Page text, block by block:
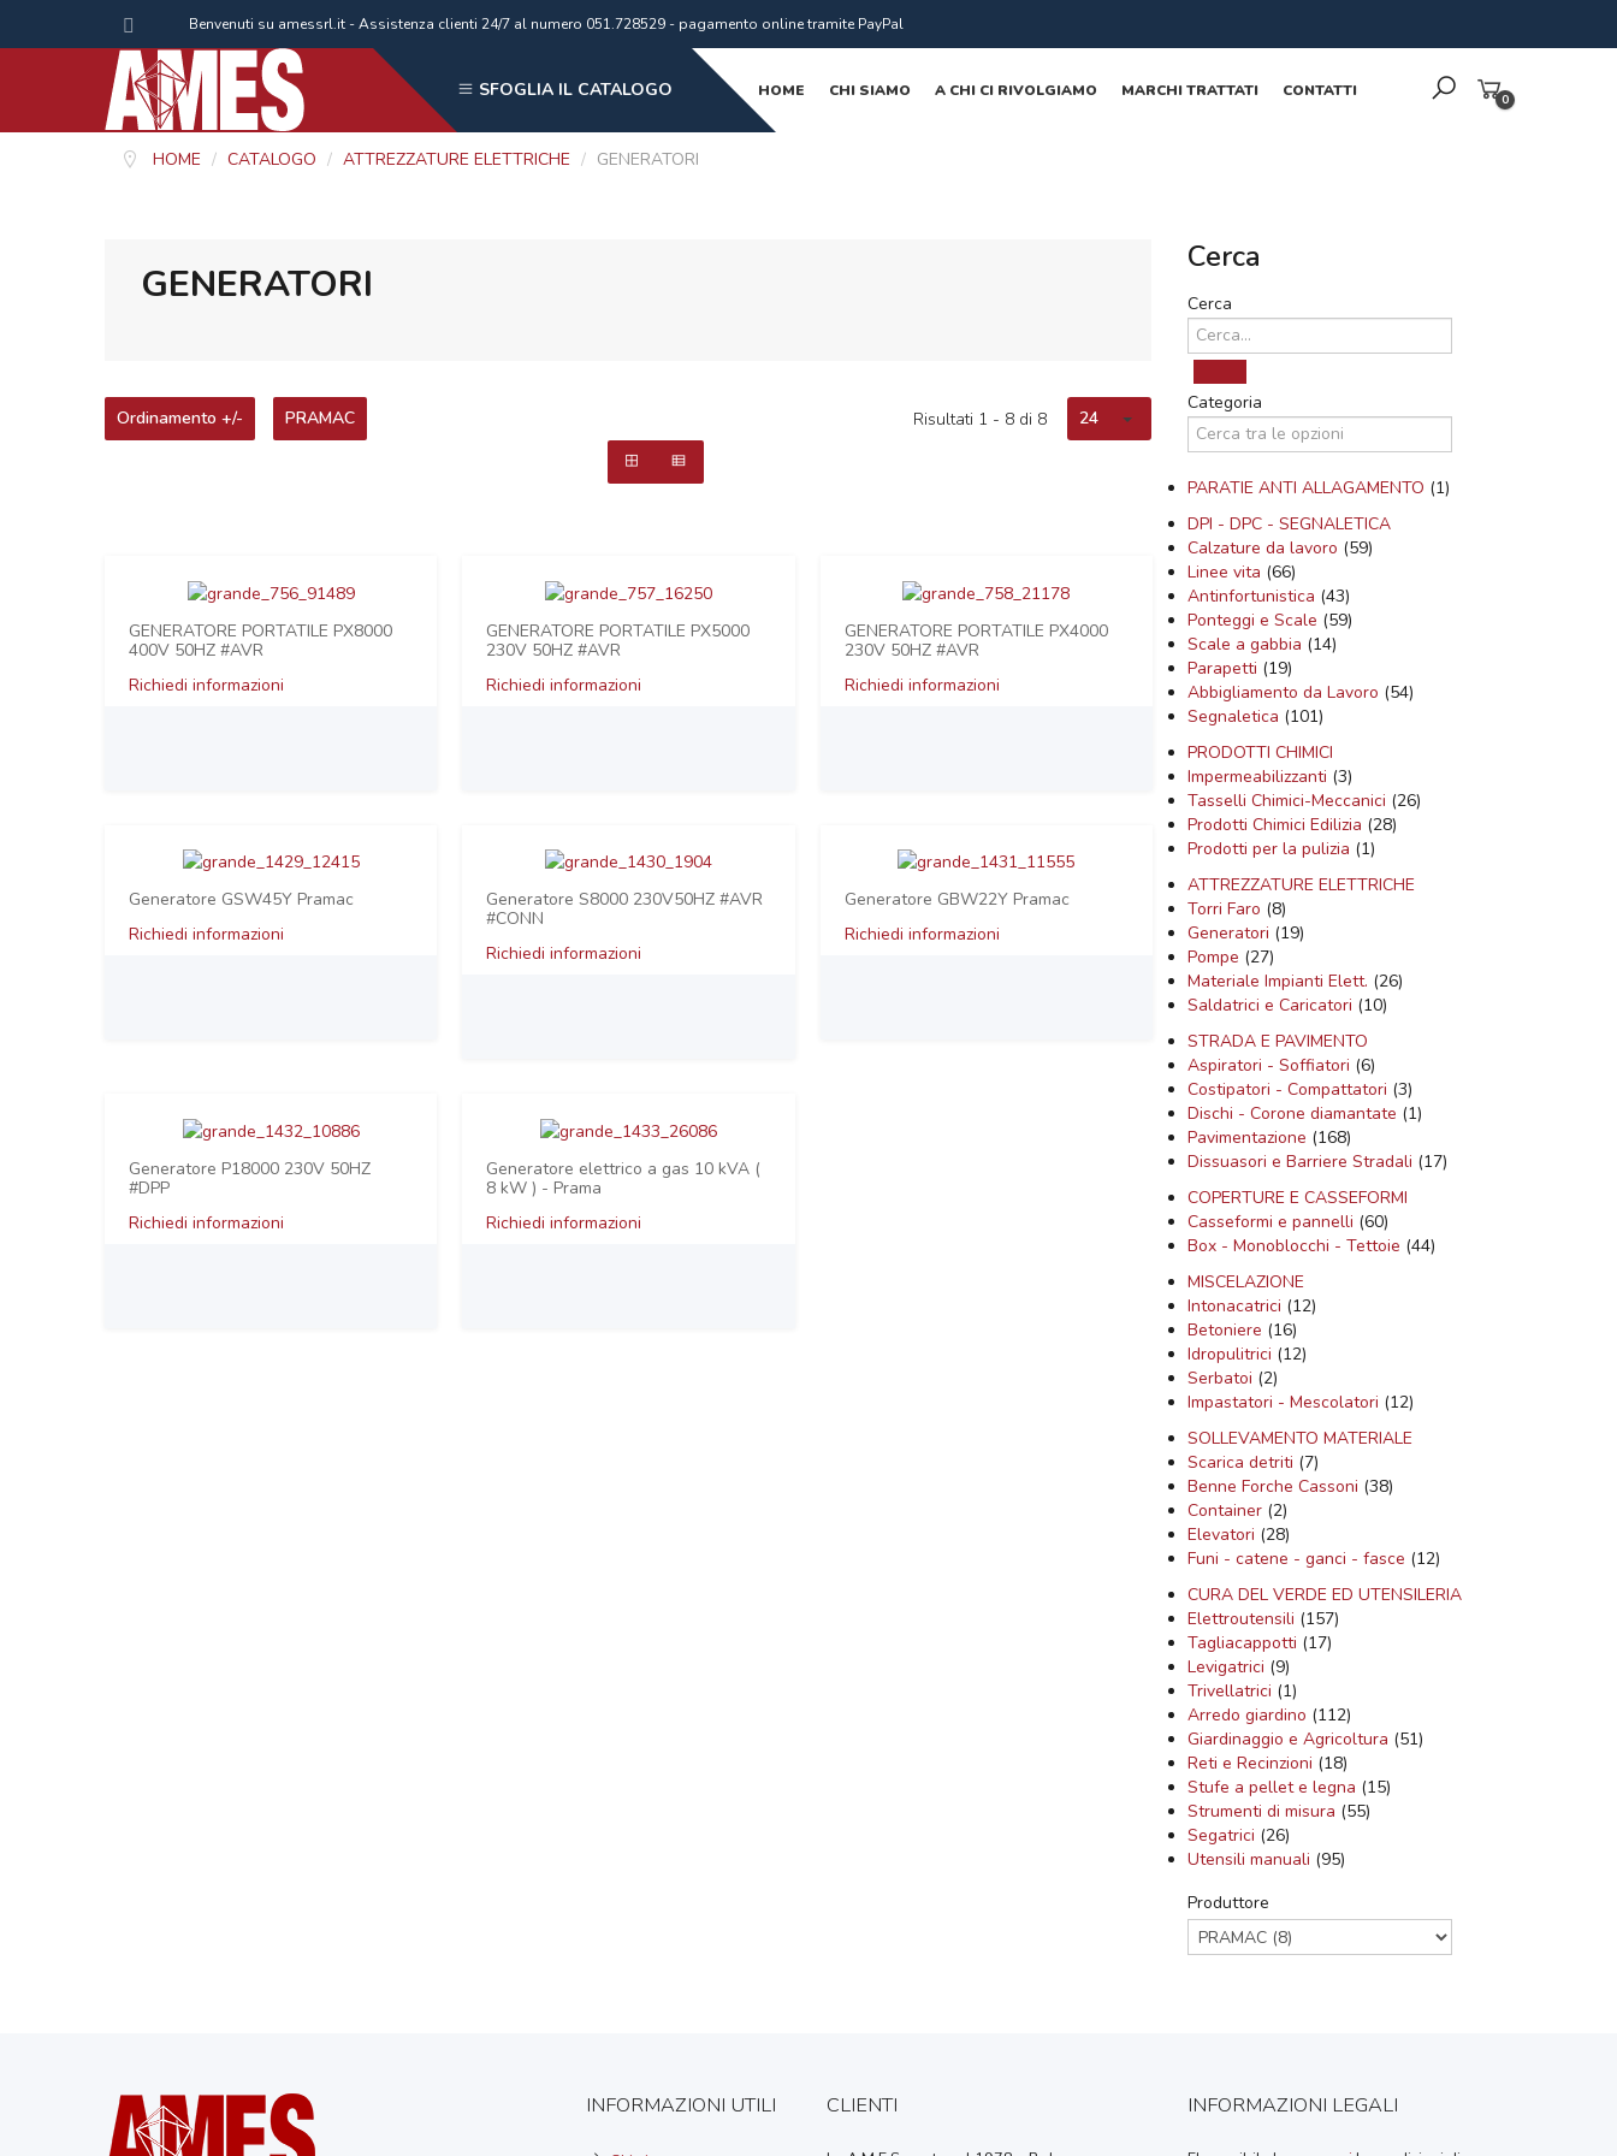
Benvenuti su amessrl.it - Assistenza clienti 24/7 al numero 051.728529 - pagamento online tramite PayPal
SFOGLIA IL CATALOGO HOME CHI SIAMO A CHI CI RIVOLGIAMO MARCHI TRATTATI CONTATTI 0
HOME / CATALOGO / ATTREZZATURE ELETTRICHE / GENERATORI
GENERATORI
Ordinamento +/- PRAMAC Risultati 1 - 8 di 8 24
GENERATORE PORTATILE PX8000
400V 50HZ #AVR
Richiedi informazioni
GENERATORE PORTATILE PX5000
230V 50HZ #AVR
Richiedi informazioni
GENERATORE PORTATILE PX4000
230V 50HZ #AVR
Richiedi informazioni
Generatore GSW45Y Pramac
Richiedi informazioni
Generatore S8000 230V50HZ #AVR
#CONN
Richiedi informazioni
Generatore GBW22Y Pramac
Richiedi informazioni
Generatore P18000 230V 50HZ
#DPP
Richiedi informazioni
Generatore elettrico a gas 10 kVA (
8 kW ) - Prama
Richiedi informazioni
Cerca
Cerca
Categoria
PARATIE ANTI ALLAGAMENTO (1)
DPI - DPC - SEGNALETICA
Calzature da lavoro (59)
Linee vita (66)
Antinfortunistica (43)
Ponteggi e Scale (59)
Scale a gabbia (14)
Parapetti (19)
Abbigliamento da Lavoro (54)
Segnaletica (101)
PRODOTTI CHIMICI
Impermeabilizzanti (3)
Tasselli Chimici-Meccanici (26)
Prodotti Chimici Edilizia (28)
Prodotti per la pulizia (1)
ATTREZZATURE ELETTRICHE
Torri Faro (8)
Generatori (19)
Pompe (27)
Materiale Impianti Elett. (26)
Saldatrici e Caricatori (10)
STRADA E PAVIMENTO
Aspiratori - Soffiatori (6)
Costipatori - Compattatori (3)
Dischi - Corone diamantate (1)
Pavimentazione (168)
Dissuasori e Barriere Stradali (17)
COPERTURE E CASSEFORMI
Casseformi e pannelli (60)
Box - Monoblocchi - Tettoie (44)
MISCELAZIONE
Intonacatrici (12)
Betoniere (16)
Idropulitrici (12)
Serbatoi (2)
Impastatori - Mescolatori (12)
SOLLEVAMENTO MATERIALE
Scarica detriti (7)
Benne Forche Cassoni (38)
Container (2)
Elevatori (28)
Funi - catene - ganci - fasce (12)
CURA DEL VERDE ED UTENSILERIA
Elettroutensili (157)
Tagliacappotti (17)
Levigatrici (9)
Trivellatrici (1)
Arredo giardino (112)
Giardinaggio e Agricoltura (51)
Reti e Recinzioni (18)
Stufe a pellet e legna (15)
Strumenti di misura (55)
Segatrici (26)
Utensili manuali (95)
Produttore
INFORMAZIONI UTILI CLIENTI INFORMAZIONI LEGALI